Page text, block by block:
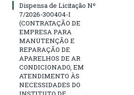
Dispensa de Licitação Nº
7/2026-300404-I
(CONTRATAÇÃO DE
EMPRESA PARA
MANUTENÇÃO E
REPARAÇÃO DE
APARELHOS DE AR
CONDICIONADO, EM
ATENDIMENTO ÀS
NECESSIDADES DO